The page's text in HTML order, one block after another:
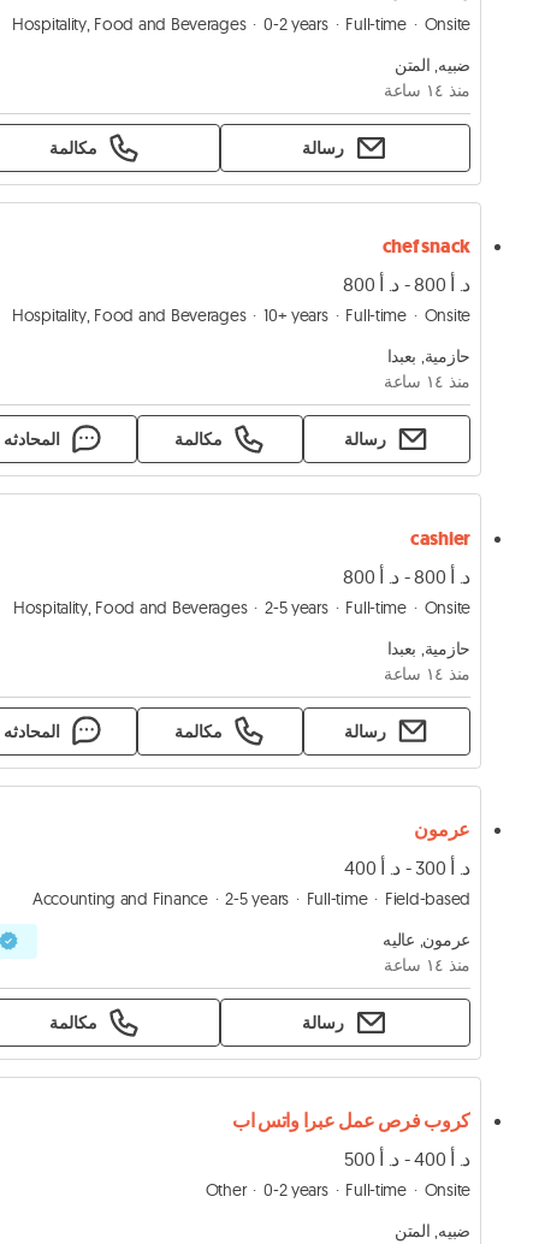
Hospitality, Food and Beverages 0-2 years Full-time
Onsite
ضبيه, المتن
منذ ١٤ ساعة
رسالة مكالمة
chef snack
د. أ 800 - د. أ 800
Hospitality, Food and Beverages 10+ years Full-time
Onsite
حازمية, بعبدا
منذ ١٤ ساعة
رسالة مكالمة المحادثه
cashier
د. أ 800 - د. أ 800
Hospitality, Food and Beverages 2-5 years Full-time
Onsite
حازمية, بعبدا
منذ ١٤ ساعة
رسالة مكالمة المحادثه
عرمون
د. أ 300 - د. أ 400
Accounting and Finance 2-5 years Full-time
Field-based
عرمون, عاليه
منذ ١٤ ساعة
رسالة مكالمة
كروب فرص عمل عبرا واتس اب
د. أ 400 - د. أ 500
Other 0-2 years Full-time
Onsite
ضبيه, المتن